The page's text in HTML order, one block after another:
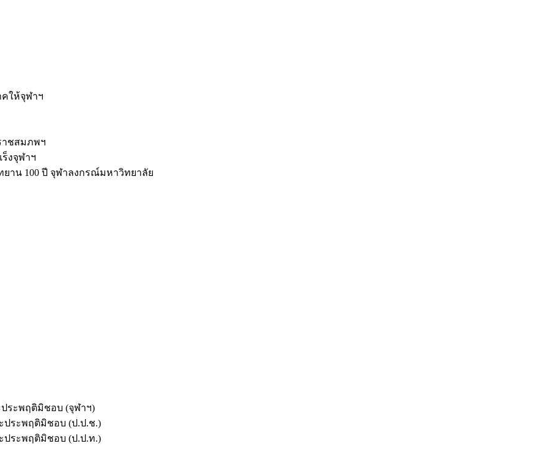
คให้จุฬาฯ
ชสมภพฯ
งจุฬาฯ
ยาน 100 ปี จุฬาลงกรณ์มหาวิทยาลัย
ประพฤติมิชอบ (จุฬาฯ)
ประพฤติมิชอบ (ป.ป.ช.)
ประพฤติมิชอบ (ป.ป.ท.)